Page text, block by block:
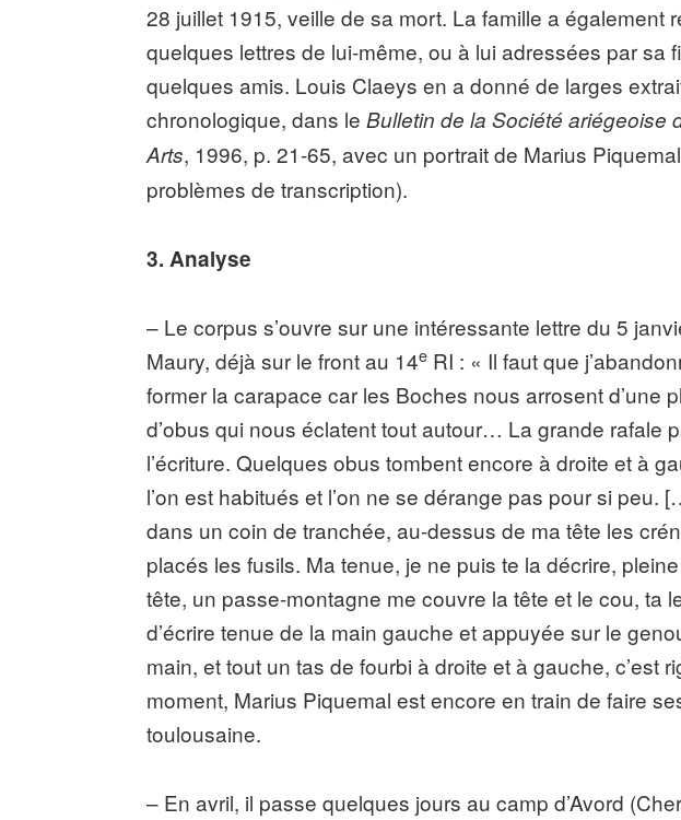
28 juillet 1915, veille de sa mort. La famille a également
quelques lettres de lui-même, ou à lui adressées par sa
quelques amis. Louis Claeys en a donné de larges
chronologique, dans leBulletin de la Société ariégeoise
Arts, 1996, p. 21-65, avec un portrait de Marius
problèmes de transcription).
3. Analyse
– Le corpus s’ouvre sur une intéressante lettre du 5
Maury, déjà sur le front au 14e RI : « Il faut que
former la carapace car les Boches nous arrosent d’une
d’obus qui nous éclatent tout autour… La grande rafale
l’écriture. Quelques obus tombent encore à droite et à
l’on est habitués et l’on ne se dérange pas pour si peu.
dans un coin de tranchée, au-dessus de ma tête les
placés les fusils. Ma tenue, je ne puis te la décrire,
tête, un passe-montagne me couvre la tête et le cou, ta
d’écrire tenue de la main gauche et appuyée sur le
main, et tout un tas de fourbi à droite et à gauche, c’est
moment, Marius Piquemal est encore en train de faire
toulousaine.
– En avril, il passe quelques jours au camp d’Avord